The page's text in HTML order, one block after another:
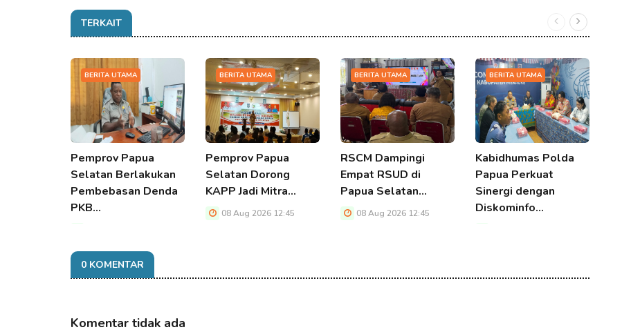
TERKAIT
BERITA UTAMA
Pemprov Papua
Selatan Berlakukan
Pembebasan Denda
PKB…
BERITA UTAMA
Pemprov Papua
Selatan Dorong
KAPP Jadi Mitra…
08 Aug 2026 12:45
BERITA UTAMA
RSCM Dampingi
Empat RSUD di
Papua Selatan…
08 Aug 2026 12:45
BERITA UTAMA
Kabidhumas Polda
Papua Perkuat
Sinergi dengan
Diskominfo…
0 KOMENTAR
Komentar tidak ada